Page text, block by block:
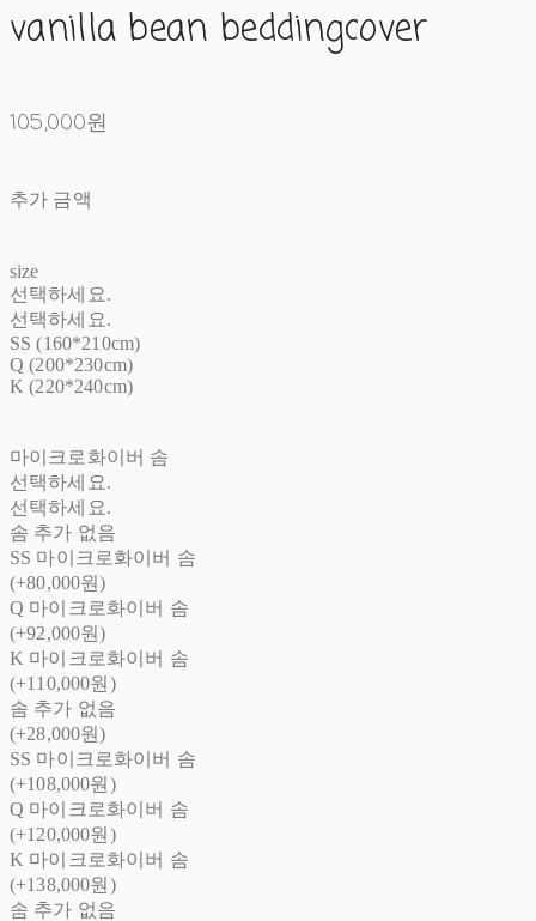
vanilla bean beddingcover
105,000원
추가 금액
size
선택하세요.
선택하세요.
SS (160*210cm)
Q (200*230cm)
K (220*240cm)
마이크로화이버 솜
선택하세요.
선택하세요.
솜 추가 없음
SS 마이크로화이버 솜
(+80,000원)
Q 마이크로화이버 솜
(+92,000원)
K 마이크로화이버 솜
(+110,000원)
솜 추가 없음
(+28,000원)
SS 마이크로화이버 솜
(+108,000원)
Q 마이크로화이버 솜
(+120,000원)
K 마이크로화이버 솜
(+138,000원)
솜 추가 없음